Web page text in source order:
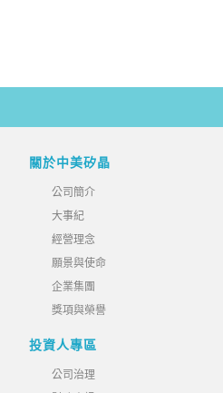
關於中美矽晶
公司簡介
大事紀
經營理念
願景與使命
企業集團
獎項與榮譽
投資人專區
公司治理